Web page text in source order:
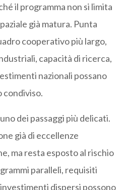
il programma non si limita
già matura. Punta
cooperativo più largo,
capacità di ricerca,
nazionali possano
condiviso.
dei passaggi più delicati.
già di eccellenze
ma resta esposto al rischio
paralleli, requisiti
dispersi possono